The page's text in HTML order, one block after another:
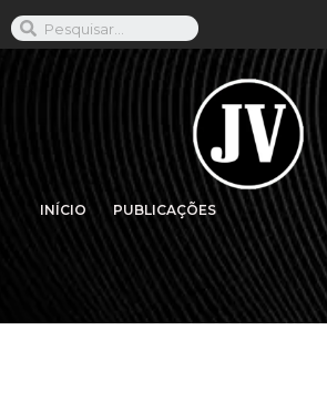
INÍCIO PUBLICAÇÕES